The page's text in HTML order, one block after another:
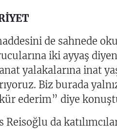
de sahnede
iki ayyaş
yalakalarına inat
Biz burada
ederim” diye
Reisoğlu da